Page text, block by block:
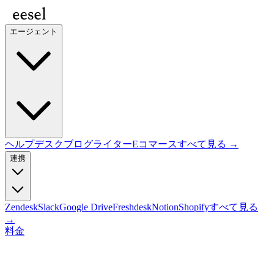
エージェント
ヘルプデスクブログライターEコマースすべて見る →
連携
ZendeskSlackGoogle DriveFreshdeskNotionShopifyすべて見る
→
料金